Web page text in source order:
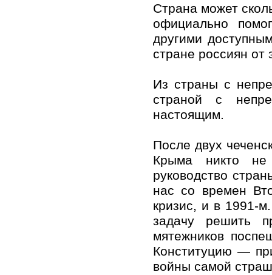
Страна может
официально
другими
стране россиян от
Из страны с
страной с
настоящим.
После двух
Крыма никто не
руководство
нас со времен
кризис, и в 1991-
задачу решить
мятежников
Конституцию —
войны самой